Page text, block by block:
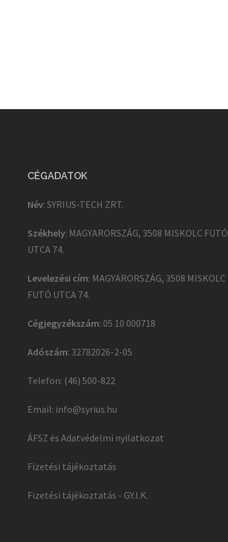
CÉGADATOK
Név: SYRIUS-TECH ZRT.
Székhely: MAGYARORSZÁG, 3508 MISKOLC FUTÓ
UTCA 74.
Levelezési cím: MAGYARORSZÁG, 3508 MISKOLC
FUTÓ UTCA 74.
Cégjegyzékszám: 05 10 000718
Adószám: 32782026-2-05
Telefon: (46) 500-822
Email: info@syrius.hu
ÁFSZ és Adatvédelmi nyilatkozat
Fizetési tájékoztatás
Fizetési tájékoztatás - GY.I.K.